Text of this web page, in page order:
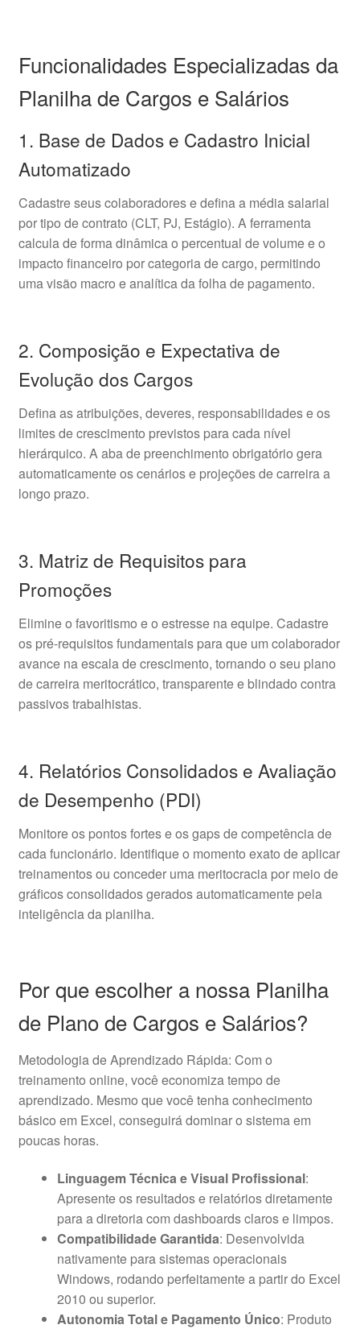
Funcionalidades Especializadas da
Planilha de Cargos e Salários
1. Base de Dados e Cadastro Inicial
Automatizado
Cadastre seus colaboradores e defina a média salarial
por tipo de contrato (CLT, PJ, Estágio). A ferramenta
calcula de forma dinâmica o percentual de volume e o
impacto financeiro por categoria de cargo, permitindo
uma visão macro e analítica da folha de pagamento.
2. Composição e Expectativa de
Evolução dos Cargos
Defina as atribuições, deveres, responsabilidades e os
limites de crescimento previstos para cada nível
hierárquico. A aba de preenchimento obrigatório gera
automaticamente os cenários e projeções de carreira a
longo prazo.
3. Matriz de Requisitos para
Promoções
Elimine o favoritismo e o estresse na equipe. Cadastre
os pré-requisitos fundamentais para que um colaborador
avance na escala de crescimento, tornando o seu plano
de carreira meritocrático, transparente e blindado contra
passivos trabalhistas.
4. Relatórios Consolidados e Avaliação
de Desempenho (PDI)
Monitore os pontos fortes e os gaps de competência de
cada funcionário. Identifique o momento exato de aplicar
treinamentos ou conceder uma meritocracia por meio de
gráficos consolidados gerados automaticamente pela
inteligência da planilha.
Por que escolher a nossa Planilha
de Plano de Cargos e Salários?
Metodologia de Aprendizado Rápida: Com o
treinamento online, você economiza tempo de
aprendizado. Mesmo que você tenha conhecimento
básico em Excel, conseguirá dominar o sistema em
poucas horas.
Linguagem Técnica e Visual Profissional:
Apresente os resultados e relatórios diretamente
para a diretoria com dashboards claros e limpos.
Compatibilidade Garantida: Desenvolvida
nativamente para sistemas operacionais
Windows, rodando perfeitamente a partir do Excel
2010 ou superior.
Autonomia Total e Pagamento Único: Produto